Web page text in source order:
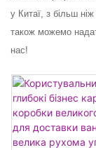
у Китаї, з більш
також можемо
нас!